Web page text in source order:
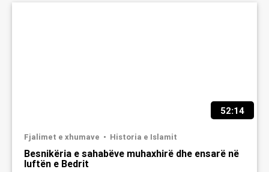
52:14
Fjalimet e xhumave Historia e Islamit
Besnikëria e sahabëve muhaxhirë dhe ensarë në
luftën e Bedrit